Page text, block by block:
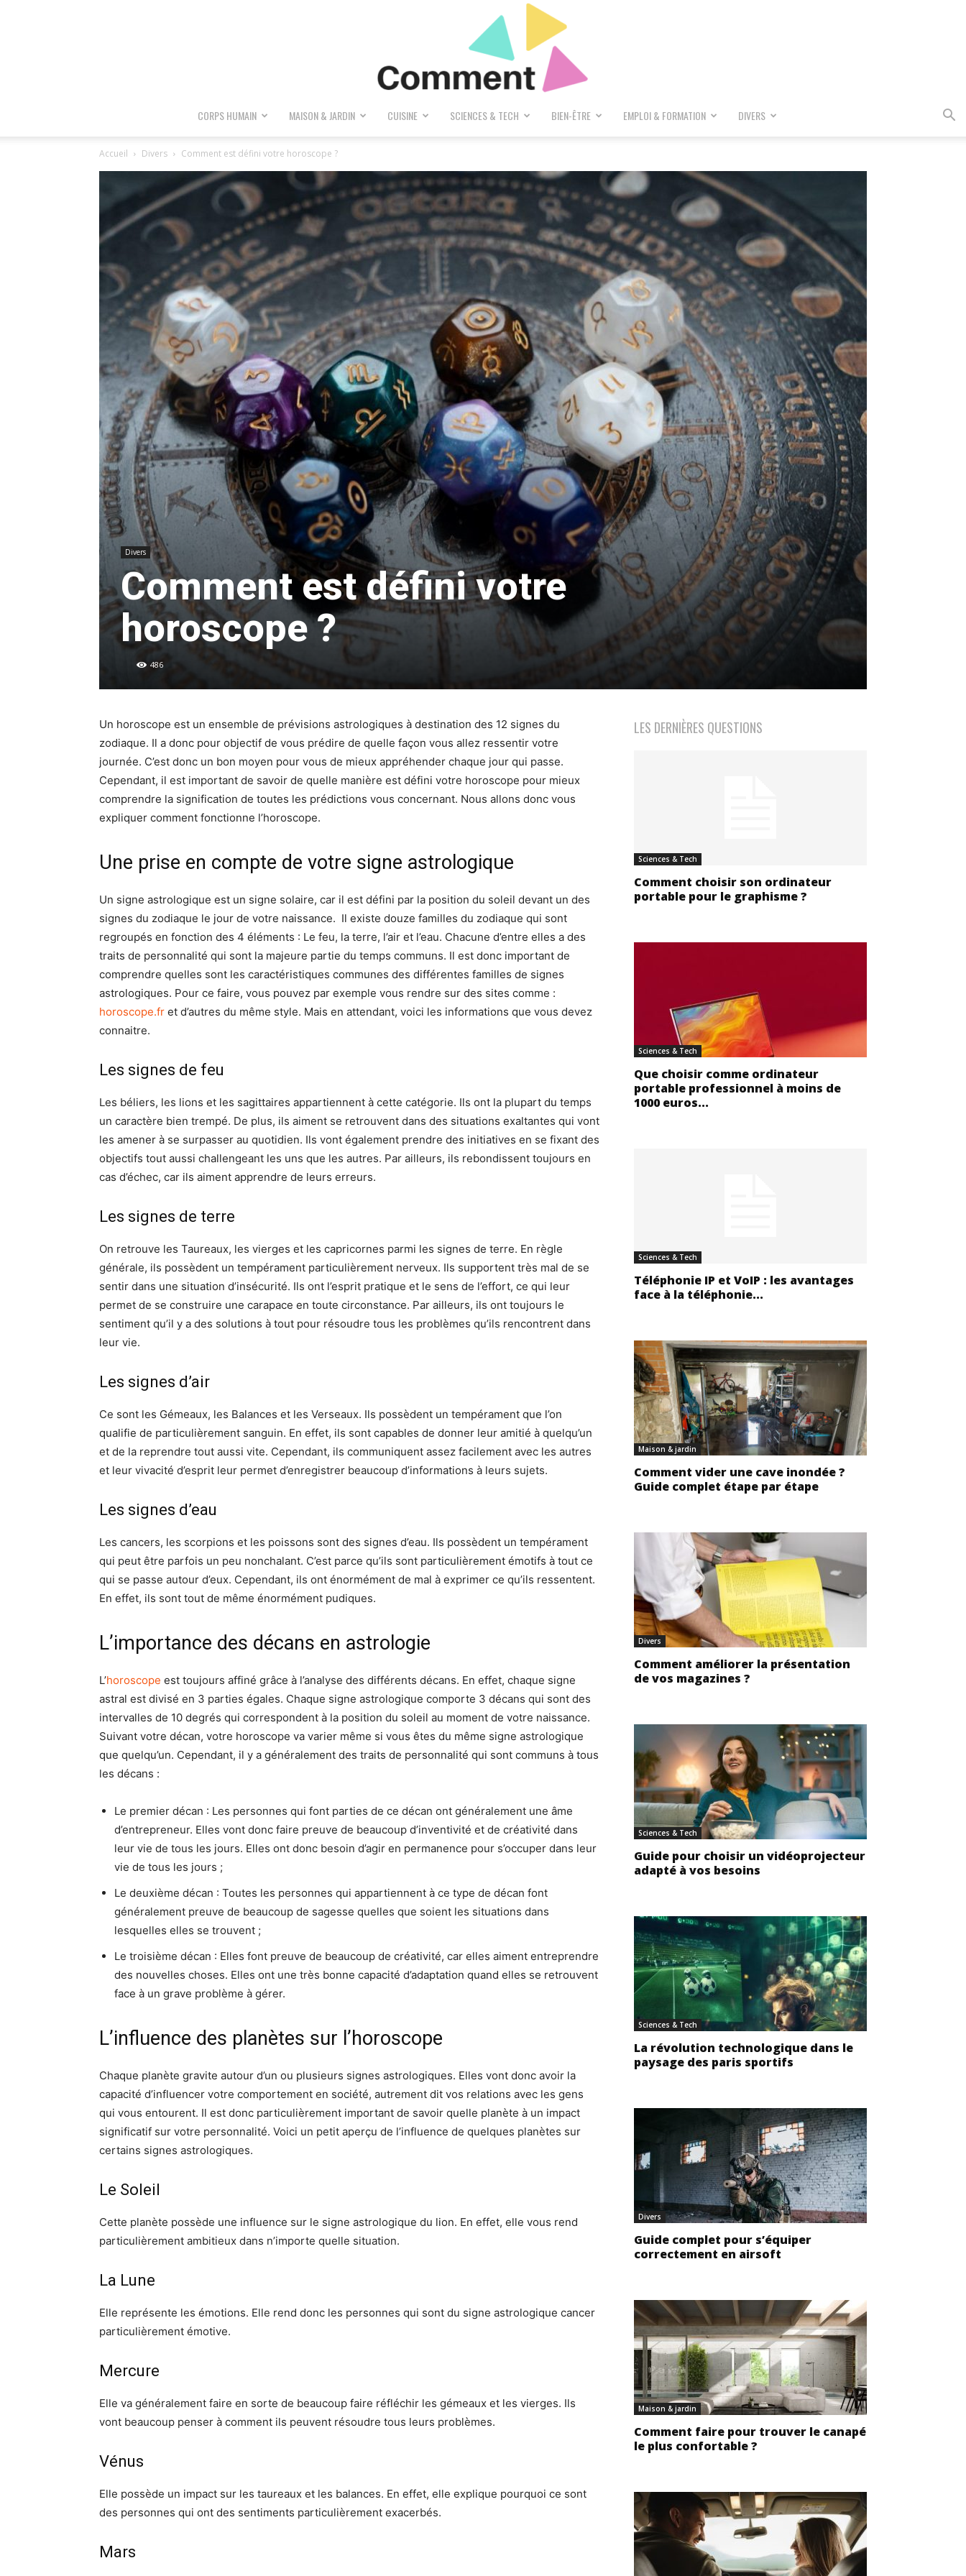
Donc
?
CORPS HUMAIN MAISON & JARDIN CUISINE SCIENCES & TECH BIEN-ÊTRE EMPLOI & FORMATION DIVERS
Accueil Divers Comment est défini votre horoscope ?
Divers
Comment est défini votre
horoscope ?
486
Un horoscope est un ensemble de prévisions astrologiques à destination des 12 signes du
zodiaque. Il a donc pour objectif de vous prédire de quelle façon vous allez ressentir votre
journée. C’est donc un bon moyen pour vous de mieux appréhender chaque jour qui passe.
Cependant, il est important de savoir de quelle manière est défini votre horoscope pour mieux
comprendre la signification de toutes les prédictions vous concernant. Nous allons donc vous
expliquer comment fonctionne l’horoscope.
Une prise en compte de votre signe astrologique
Un signe astrologique est un signe solaire, car il est défini par la position du soleil devant un des
signes du zodiaque le jour de votre naissance. Il existe douze familles du zodiaque qui sont
regroupés en fonction des 4 éléments : Le feu, la terre, l’air et l’eau. Chacune d’entre elles a des
traits de personnalité qui sont la majeure partie du temps communs. Il est donc important de
comprendre quelles sont les caractéristiques communes des différentes familles de signes
astrologiques. Pour ce faire, vous pouvez par exemple vous rendre sur des sites comme :
horoscope.fr et d’autres du même style. Mais en attendant, voici les informations que vous devez
connaitre.
Les signes de feu
Les béliers, les lions et les sagittaires appartiennent à cette catégorie. Ils ont la plupart du temps
un caractère bien trempé. De plus, ils aiment se retrouvent dans des situations exaltantes qui vont
les amener à se surpasser au quotidien. Ils vont également prendre des initiatives en se fixant des
objectifs tout aussi challengeant les uns que les autres. Par ailleurs, ils rebondissent toujours en
cas d’échec, car ils aiment apprendre de leurs erreurs.
Les signes de terre
On retrouve les Taureaux, les vierges et les capricornes parmi les signes de terre. En règle
générale, ils possèdent un tempérament particulièrement nerveux. Ils supportent très mal de se
sentir dans une situation d’insécurité. Ils ont l’esprit pratique et le sens de l’effort, ce qui leur
permet de se construire une carapace en toute circonstance. Par ailleurs, ils ont toujours le
sentiment qu’il y a des solutions à tout pour résoudre tous les problèmes qu’ils rencontrent dans
leur vie.
Les signes d’air
Ce sont les Gémeaux, les Balances et les Verseaux. Ils possèdent un tempérament que l’on
qualifie de particulièrement sanguin. En effet, ils sont capables de donner leur amitié à quelqu’un
et de la reprendre tout aussi vite. Cependant, ils communiquent assez facilement avec les autres
et leur vivacité d’esprit leur permet d’enregistrer beaucoup d’informations à leurs sujets.
Les signes d’eau
Les cancers, les scorpions et les poissons sont des signes d’eau. Ils possèdent un tempérament
qui peut être parfois un peu nonchalant. C’est parce qu’ils sont particulièrement émotifs à tout ce
qui se passe autour d’eux. Cependant, ils ont énormément de mal à exprimer ce qu’ils ressentent.
En effet, ils sont tout de même énormément pudiques.
L’importance des décans en astrologie
L’horoscope est toujours affiné grâce à l’analyse des différents décans. En effet, chaque signe
astral est divisé en 3 parties égales. Chaque signe astrologique comporte 3 décans qui sont des
intervalles de 10 degrés qui correspondent à la position du soleil au moment de votre naissance.
Suivant votre décan, votre horoscope va varier même si vous êtes du même signe astrologique
que quelqu’un. Cependant, il y a généralement des traits de personnalité qui sont communs à tous
les décans :
Le premier décan : Les personnes qui font parties de ce décan ont généralement une âme
d’entrepreneur. Elles vont donc faire preuve de beaucoup d’inventivité et de créativité dans
leur vie de tous les jours. Elles ont donc besoin d’agir en permanence pour s’occuper dans leur
vie de tous les jours ;
Le deuxième décan : Toutes les personnes qui appartiennent à ce type de décan font
généralement preuve de beaucoup de sagesse quelles que soient les situations dans
lesquelles elles se trouvent ;
Le troisième décan : Elles font preuve de beaucoup de créativité, car elles aiment entreprendre
des nouvelles choses. Elles ont une très bonne capacité d’adaptation quand elles se retrouvent
face à un grave problème à gérer.
L’influence des planètes sur l’horoscope
Chaque planète gravite autour d’un ou plusieurs signes astrologiques. Elles vont donc avoir la
capacité d’influencer votre comportement en société, autrement dit vos relations avec les gens
qui vous entourent. Il est donc particulièrement important de savoir quelle planète à un impact
significatif sur votre personnalité. Voici un petit aperçu de l’influence de quelques planètes sur
certains signes astrologiques.
Le Soleil
Cette planète possède une influence sur le signe astrologique du lion. En effet, elle vous rend
particulièrement ambitieux dans n’importe quelle situation.
La Lune
Elle représente les émotions. Elle rend donc les personnes qui sont du signe astrologique cancer
particulièrement émotive.
Mercure
Elle va généralement faire en sorte de beaucoup faire réfléchir les gémeaux et les vierges. Ils
vont beaucoup penser à comment ils peuvent résoudre tous leurs problèmes.
Vénus
Elle possède un impact sur les taureaux et les balances. En effet, elle explique pourquoi ce sont
des personnes qui ont des sentiments particulièrement exacerbés.
Mars
LES DERNIÈRES QUESTIONS
Sciences & Tech
Comment choisir son ordinateur
portable pour le graphisme ?
Sciences & Tech
Que choisir comme ordinateur
portable professionnel à moins de
1000 euros...
Sciences & Tech
Téléphonie IP et VoIP : les avantages
face à la téléphonie...
Maison & jardin
Comment vider une cave inondée ?
Guide complet étape par étape
Divers
Comment améliorer la présentation
de vos magazines ?
Sciences & Tech
Guide pour choisir un vidéoprojecteur
adapté à vos besoins
Sciences & Tech
La révolution technologique dans le
paysage des paris sportifs
Divers
Guide complet pour s’équiper
correctement en airsoft
Maison & jardin
Comment faire pour trouver le canapé
le plus confortable ?